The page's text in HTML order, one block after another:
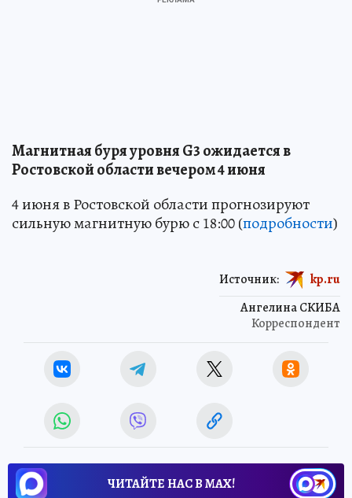
Магнитная буря уровня G3 ожидается в
Ростовской области вечером 4 июня
4 июня в Ростовской области прогнозируют
сильную магнитную бурю с 18:00 (подробности)
Ангелина СКИБА
Корреспондент
Источник: kp.ru
ЧИТАЙТЕ НАС В МАХ!